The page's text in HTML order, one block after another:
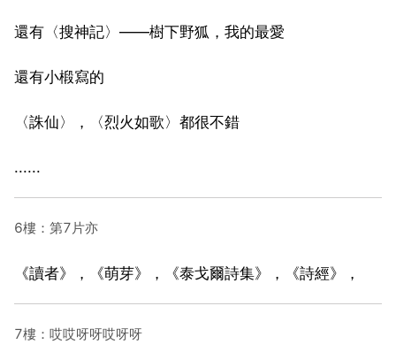
還有〈搜神記〉——樹下野狐，我的最愛
還有小椴寫的
〈誅仙〉，〈烈火如歌〉都很不錯
......
6樓：第7片亦
《讀者》，《萌芽》，《泰戈爾詩集》，《詩經》，
7樓：哎哎呀呀哎呀呀